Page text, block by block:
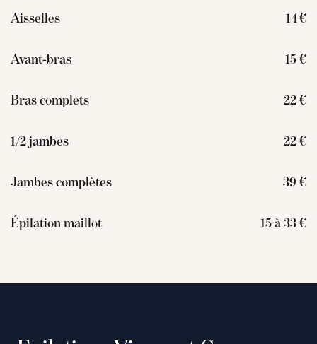
Aisselles 14 €
Avant-bras 15 €
Bras complets 22 €
1/2 jambes 22 €
Jambes complètes 39 €
Épilation maillot 15 à 33 €